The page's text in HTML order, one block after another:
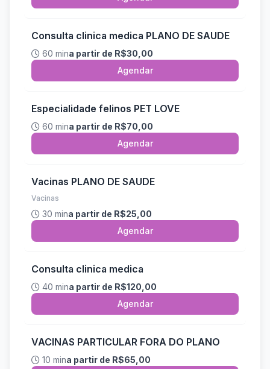
Consulta clinica medica PLANO DE SAUDE
60 mina partir de R$30,00
Agendar
Especialidade felinos PET LOVE
60 mina partir de R$70,00
Agendar
Vacinas PLANO DE SAUDE
Vacinas
30 mina partir de R$25,00
Agendar
Consulta clinica medica
40 mina partir de R$120,00
Agendar
VACINAS PARTICULAR FORA DO PLANO
10 mina partir de R$65,00